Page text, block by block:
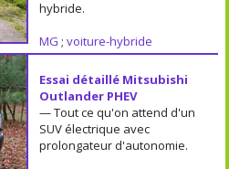
hybride.
MG ; voiture-hybride
Essai détaillé Mitsubishi
Outlander PHEV
— Tout ce qu'on attend d'un
SUV électrique avec
prolongateur d'autonomie.